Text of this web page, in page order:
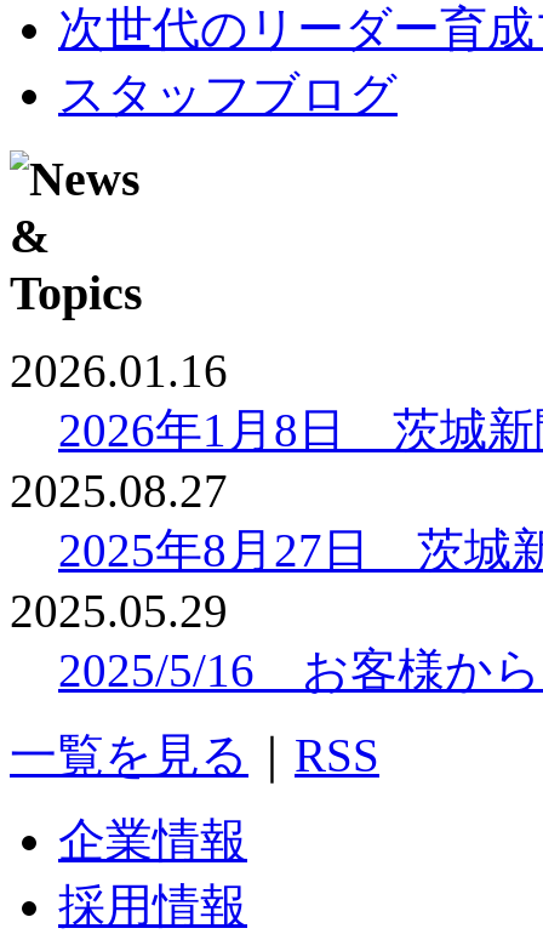
次世代のリーダー育
スタッフブログ
2026.01.16
2026年1月8日 茨城
2025.08.27
2025年8月27日 茨城
2025.05.29
2025/5/16 お客様か
一覧を見る
RSS
企業情報
採用情報